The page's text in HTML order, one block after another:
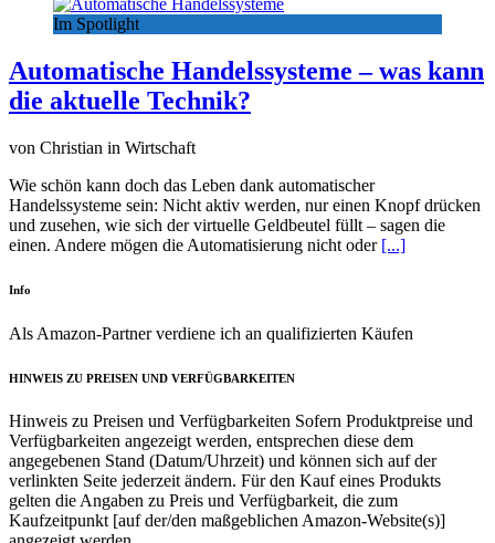
Im Spotlight
Automatische Handelssysteme – was kann
die aktuelle Technik?
von Christian in Wirtschaft
Wie schön kann doch das Leben dank automatischer
Handelssysteme sein: Nicht aktiv werden, nur einen Knopf drücken
und zusehen, wie sich der virtuelle Geldbeutel füllt – sagen die
einen. Andere mögen die Automatisierung nicht oder [...]
Info
Als Amazon-Partner verdiene ich an qualifizierten Käufen
HINWEIS ZU PREISEN UND VERFÜGBARKEITEN
Hinweis zu Preisen und Verfügbarkeiten Sofern Produktpreise und
Verfügbarkeiten angezeigt werden, entsprechen diese dem
angegebenen Stand (Datum/Uhrzeit) und können sich auf der
verlinkten Seite jederzeit ändern. Für den Kauf eines Produkts
gelten die Angaben zu Preis und Verfügbarkeit, die zum
Kaufzeitpunkt [auf der/den maßgeblichen Amazon-Website(s)]